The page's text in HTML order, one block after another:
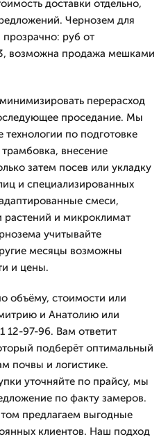
доставки отдельно,
Чернозем для
руб от
возможна продажа мешками
перерасход
проседание. Мы
по подготовке
внесение
затем посев или укладку
и специализированных
смеси,
и микроклимат
учитывайте
месяцы возможны
и цены.
объёму, стоимости или
и Анатолию или
12-97-96. Вам ответит
подберёт оптимальный
почвы и логистике.
уточняйте по прайсу, мы
по факту замеров.
предлагаем выгодные
клиентов. Наш подход